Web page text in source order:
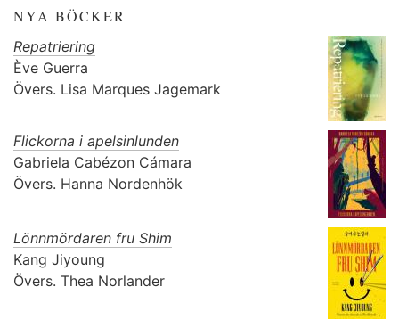
NYA BÖCKER
Repatriering
Ève Guerra
Övers. Lisa Marques Jagemark
Flickorna i apelsinlunden
Gabriela Cabézon Cámara
Övers. Hanna Nordenhök
Lönnmördaren fru Shim
Kang Jiyoung
Övers. Thea Norlander